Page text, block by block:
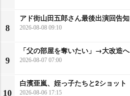
8
アド街山田五郎さん最後出演回告知
2026-08-08 09:10
9
「父の部屋を奪いたい」→大改造へ
2026-08-07 07:00
10
白濱亜嵐、姪っ子たちと2ショット
2026-08-06 17:15